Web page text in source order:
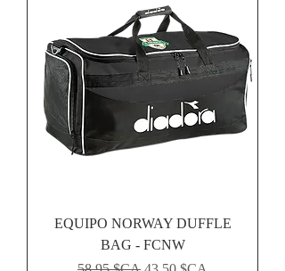
EQUIPO NORWAY DUFFLE
BAG - FCNW
Prix originalPrix promotionnel